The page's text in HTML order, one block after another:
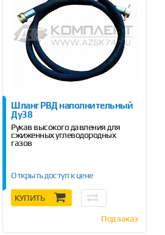
Шланг РВД наполнительный
Ду38
Рукав высокого давления для
сжиженных углеводородных
газов
Открыть доступ к цене
КУПИТЬ
Под заказ